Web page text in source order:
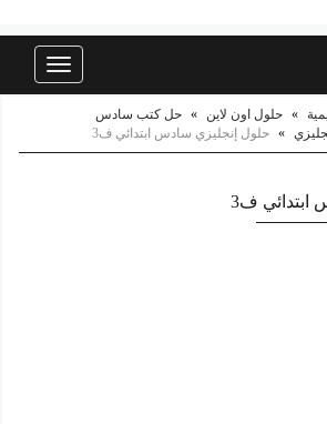
Toggle
» حلول اون لاين » حل كتب سادس
» حلول إنجليزي سادس ابتدائي ف3
ف3